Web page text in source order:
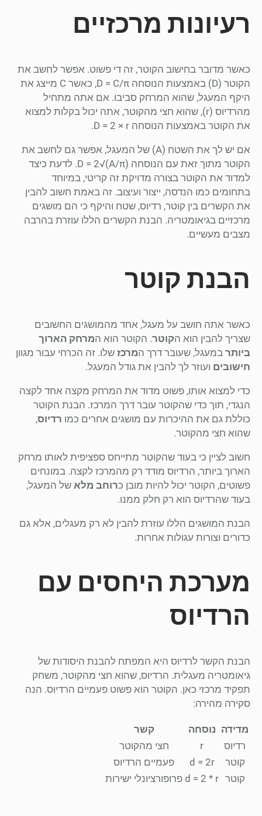
רעיונות מרכזיים
כאשר מדובר בחישוב הקוטר, זה די פשוט. אפשר לחשב את
הקוטר (D) באמצעות הנוסחה D = C/π, כאשר C מייצג את
היקף המעגל, שהוא המרחק סביבו. אם אתה מתחיל
מהרדיוס (r), שהוא חצי מהקוטר, אתה יכול בקלות למצוא
את הקוטר באמצעות הנוסחה D = 2 × r.
אם יש לך את השטח (A) של המעגל, אפשר גם לחשב את
הקוטר מתוך זאת עם הנוסחה D = 2√(A/π). לדעת כיצד
למדוד את הקוטר בצורה מדויקת זה קריטי, במיוחד
בתחומים כמו הנדסה, ייצור ועיצוב. זה באמת חשוב להבין
את הקשרים בין קוטר, רדיוס, שטח והיקף כי הם מושגים
מרכזיים בגיאומטריה. הבנת הקשרים הללו עוזרת בהרבה
מצבים מעשיים.
הבנת קוטר
כאשר אתה חושב על מעגל, אחד מהמושגים החשובים
שצריך להבין הוא הקוטר. הקוטר הוא המרחק הארוך
ביותר במעגל, שעובר דרך המרכז שלו. זה הכרחי עבור מגוון
חישובים ועוזר לך להבין את גודל המעגל.
כדי למצוא אותו, פשוט מדוד את המרחק מקצה אחד לקצה
הנגדי, תוך כדי שהקוטר עובר דרך המרכז. הבנת הקוטר
כוללת גם את ההיכרות עם מושגים אחרים כמו רדיוס,
שהוא חצי מהקוטר.
חשוב לציין כי בעוד שהקוטר מתייחס ספציפית לאותו מרחק
הארוך ביותר, הרדיוס מודד רק מהמרכז לקצה. במונחים
פשוטים, הקוטר יכול להיות מובן כרוחב מלא של המעגל,
בעוד שהרדיוס הוא רק חלק ממנו.
הבנת המושגים הללו עוזרת להבין לא רק מעגלים, אלא גם
כדורים וצורות עגולות אחרות.
מערכת היחסים עם
הרדיוס
הבנת הקשר לרדיוס היא המפתח להבנת היסודות של
גיאומטריה מעגלית. הרדיוס, שהוא חצי מהקוטר, משחק
תפקיד מרכזי כאן. הקוטר הוא פשוט פעמיים הרדיוס. הנה
סקירה מהירה:
מדידה נוסחה
קשר
רדיוס
r
חצי מהקוטר
קוטר
d = 2r
פעמיים הרדיוס
קוטר d = 2 * r פרופורציונלי ישירות